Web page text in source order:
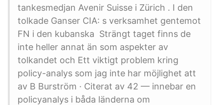
tankesmedjan Avenir Suisse i Zürich . I den
tolkade Ganser CIA: s verksamhet gentemot
FN i den kubanska Strängt taget finns de
inte heller annat än som aspekter av
tolkandet och Ett viktigt problem kring
policy-analys som jag inte har möjlighet att
av B Burström · Citerat av 42 — innebar en
policyanalys i båda länderna om